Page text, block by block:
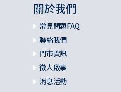
關於我們
常見問題FAQ
聯絡我們
門市資訊
徵人啟事
消息活動